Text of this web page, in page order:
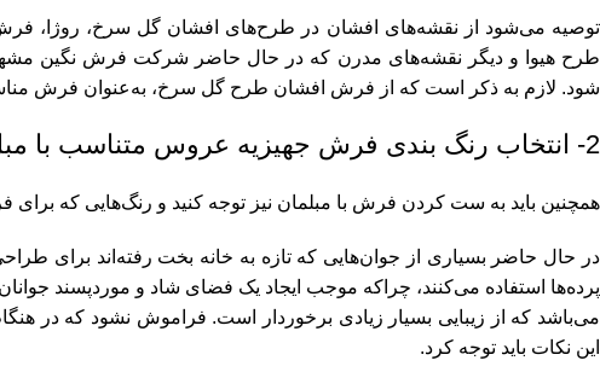
طرح هیوا و دیگر نقشه‌های مدرن که در حال حاضر شرکت فرش نگین
شود. لازم به ذکر است که از فرش افشان طرح گل سرخ، به‌عنوان فرش
2- انتخاب رنگ بندی فرش جهیزیه عروس متناسب با مبل و پرده:
همچنین باید به ست کردن فرش با مبلمان نیز توجه کنید و رنگ‌هایی که
در حال حاضر بسیاری از جوان‌هایی که تازه به خانه بخت رفته‌اند برای
پرده‌ها استفاده می‌کنند، چراکه موجب ایجاد یک فضای شاد و موردپسند
می‌باشد که از زیبایی بسیار زیادی برخوردار است. فراموش نشود که در
این نکات باید توجه کرد.